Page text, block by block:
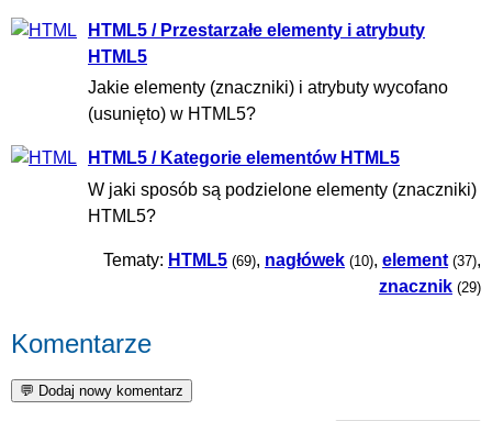
HTML5 / Przestarzałe elementy i atrybuty
HTML5
Jakie elementy (znaczniki) i atrybuty wycofano
(usunięto) w HTML5?
HTML5 / Kategorie elementów HTML5
W jaki sposób są podzielone elementy (znaczniki)
HTML5?
Tematy: HTML5 (69), nagłówek (10), element (37),
znacznik (29)
Komentarze